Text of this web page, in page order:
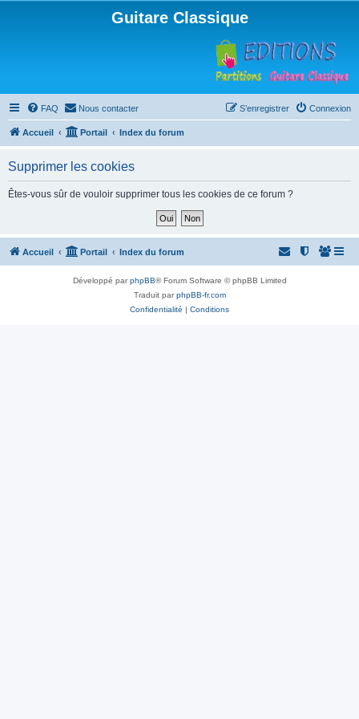
Guitare Classique
FAQ Nous contacter Connexion
S’enregistrer
Accueil Portail Index du forum
Supprimer les cookies
Êtes-vous sûr de vouloir supprimer tous les cookies de ce forum ?
Accueil Portail Index du forum
Développé parphpBB® Forum Software © phpBB Limited
Traduit parphpBB-fr.com
Confidentialité | Conditions